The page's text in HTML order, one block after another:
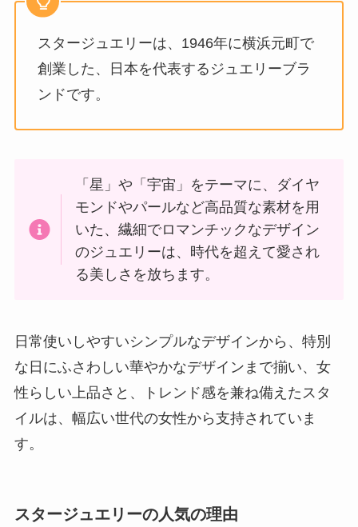
スタージュエリーは、1946年に横浜元町で
創業した、日本を代表するジュエリーブラ
ンドです。
「星」や「宇宙」をテーマに、ダイヤ
モンドやパールなど高品質な素材を用
いた、繊細でロマンチックなデザイン
のジュエリーは、時代を超えて愛され
る美しさを放ちます。
日常使いしやすいシンプルなデザインから、特別
な日にふさわしい華やかなデザインまで揃い、女
性らしい上品さと、トレンド感を兼ね備えたスタ
イルは、幅広い世代の女性から支持されていま
す。
スタージュエリーの人気の理由